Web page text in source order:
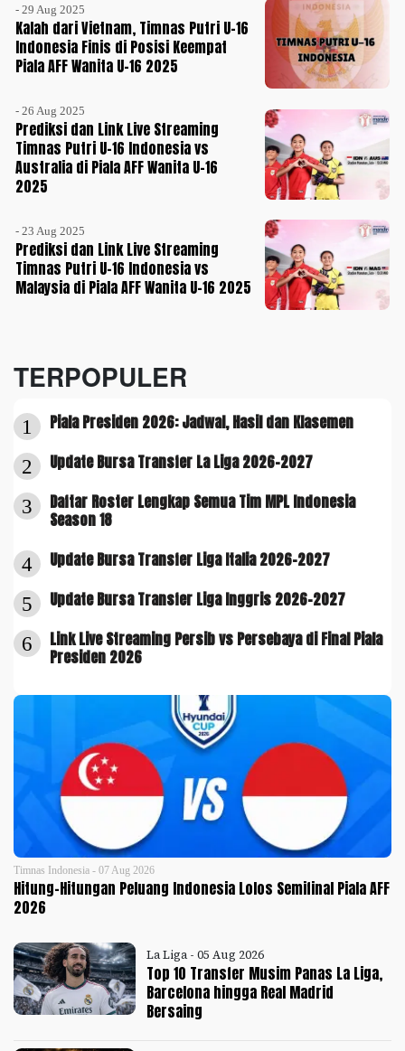
- 29 Aug 2025
Kalah dari Vietnam, Timnas Putri U-16
Indonesia Finis di Posisi Keempat
Piala AFF Wanita U-16 2025
- 26 Aug 2025
Prediksi dan Link Live Streaming
Timnas Putri U-16 Indonesia vs
Australia di Piala AFF Wanita U-16
2025
- 23 Aug 2025
Prediksi dan Link Live Streaming
Timnas Putri U-16 Indonesia vs
Malaysia di Piala AFF Wanita U-16 2025
TERPOPULER
1 Piala Presiden 2026: Jadwal, Hasil dan Klasemen
2 Update Bursa Transfer La Liga 2026-2027
3
Daftar Roster Lengkap Semua Tim MPL Indonesia
Season 18
4 Update Bursa Transfer Liga Italia 2026-2027
5 Update Bursa Transfer Liga Inggris 2026-2027
6
Link Live Streaming Persib vs Persebaya di Final Piala
Presiden 2026
Timnas Indonesia - 07 Aug 2026
Hitung-Hitungan Peluang Indonesia Lolos Semifinal Piala AFF
2026
La Liga - 05 Aug 2026
Top 10 Transfer Musim Panas La Liga,
Barcelona hingga Real Madrid
Bersaing